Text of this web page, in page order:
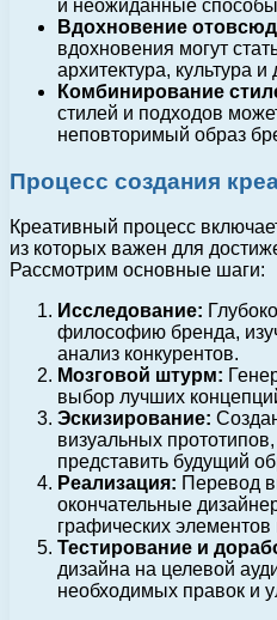
и неожиданные
Вдохновение
вдохновения могут
архитектура, культура
Комбинирование
стилей и подходов
неповторимый образ
Процесс создания
Креативный процесс
из которых важен для
Рассмотрим основные шаги:
Исследование:
философию бренда,
анализ конкурентов.
Мозговой штурм:
выбор лучших
Эскизирование:
визуальных
представить будущий
Реализация: Перевод
окончательные
графических элементов
Тестирование и
дизайна на целевой
необходимых правок и